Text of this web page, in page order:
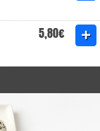
5,80€